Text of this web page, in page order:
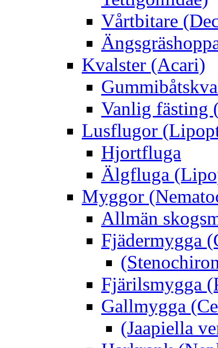
Vårtbitare
Kvalster (Acari)
Vanlig fästing
Lusflugor
Hjortfluga
Älgfluga
Myggor
Allmän
Fjädermygga
Fjärilsmygga
Gallmygga
(Jaapiella